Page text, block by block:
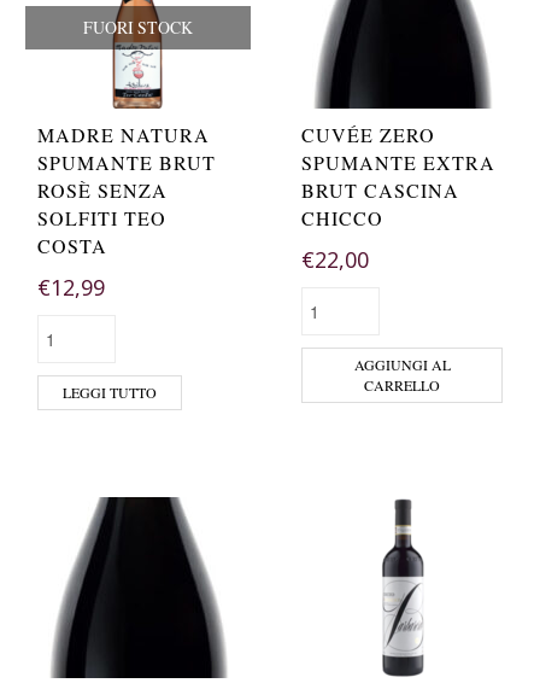
FUORI STOCK
MADRE NATURA
SPUMANTE BRUT
ROSÈ SENZA
SOLFITI TEO
COSTA
€12,99
LEGGI TUTTO
CUVÉE ZERO
SPUMANTE EXTRA
BRUT CASCINA
CHICCO
€22,00
AGGIUNGI AL
CARRELLO